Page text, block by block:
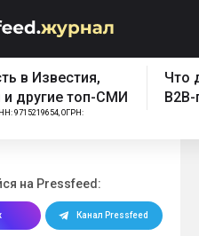
работает в
на Pressfeed:
Канал Pressfeed